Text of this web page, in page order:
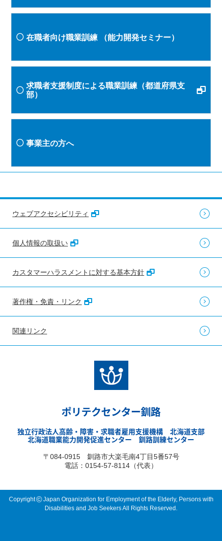
在職者向け職業訓練 （能力開発セミナー）
求職者支援制度による職業訓練（都道府県支
部）
事業主の方へ
ウェブアクセシビリティ
個人情報の取扱い
カスタマーハラスメントに対する基本方針
著作権・免責・リンク
関連リンク
ポリテクセンター釧路
独立行政法人高齢・障害・求職者雇用支援機構 北海道支部
北海道職業能力開発促進センター 釧路訓練センター
〒084-0915 釧路市大楽毛南4丁目5番57号
電話：0154-57-8114（代表）
Copyright©Japan Organization for Employment of the Elderly, Persons with
Disabilities and Job Seekers All Rights Reserved.